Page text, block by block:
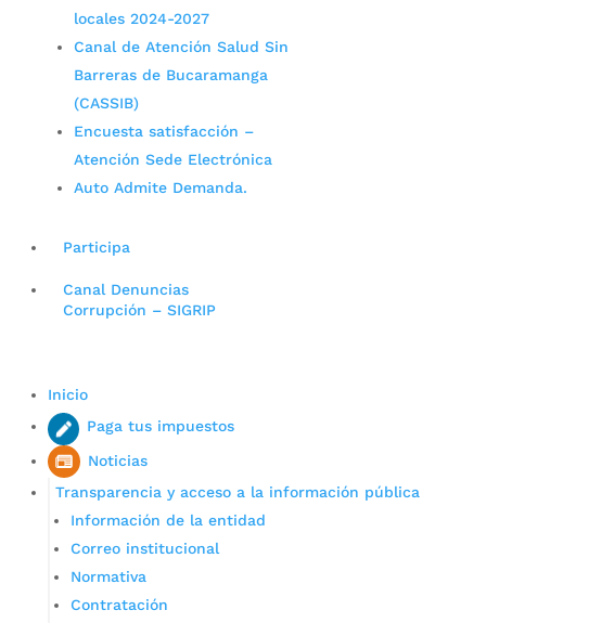
locales 2024-2027
Canal de Atención Salud Sin
Barreras de Bucaramanga
(CASSIB)
Encuesta satisfacción –
Atención Sede Electrónica
Auto Admite Demanda.
Participa
Canal Denuncias
Corrupción – SIGRIP
Inicio
Paga tus impuestos
Noticias
Transparencia y acceso a la información pública
Información de la entidad
Correo institucional
Normativa
Contratación